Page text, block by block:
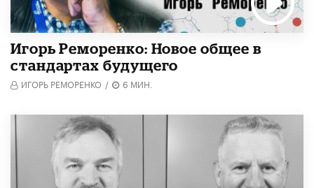
Игорь Реморенко: Новое общее в
стандартах будущего
ИГОРЬ РЕМОРЕНКО / 6 МИН.